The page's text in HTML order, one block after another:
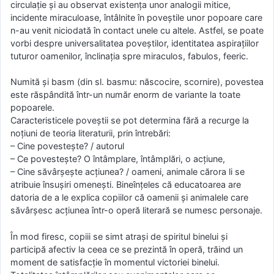
circulaţie şi au observat existenţa unor analogii mitice,
incidente miraculoase, întâlnite în poveştile unor popoare care
n-au venit niciodată în contact unele cu altele. Astfel, se poate
vorbi despre universalitatea poveştilor, identitatea aspiraţiilor
tuturor oamenilor, înclinaţia spre miraculos, fabulos, feeric.
Numită şi basm (din sl. basmu: născocire, scornire), povestea
este răspândită într-un număr enorm de variante la toate
popoarele.
Caracteristicele poveştii se pot determina fără a recurge la
noţiuni de teoria literaturii, prin întrebări:
– Cine povesteşte? / autorul
– Ce povesteşte? O întâmplare, întâmplări, o acţiune,
– Cine săvârşeşte acţiunea? / oameni, animale cărora li se
atribuie însuşiri omeneşti. Bineînţeles că educatoarea are
datoria de a le explica copiilor că oamenii şi animalele care
săvârşesc acţiunea într-o operă literară se numesc personaje.
În mod firesc, copiii se simt atraşi de spiritul binelui şi
participă afectiv la ceea ce se prezintă în operă, trăind un
moment de satisfacţie în momentul victoriei binelui.